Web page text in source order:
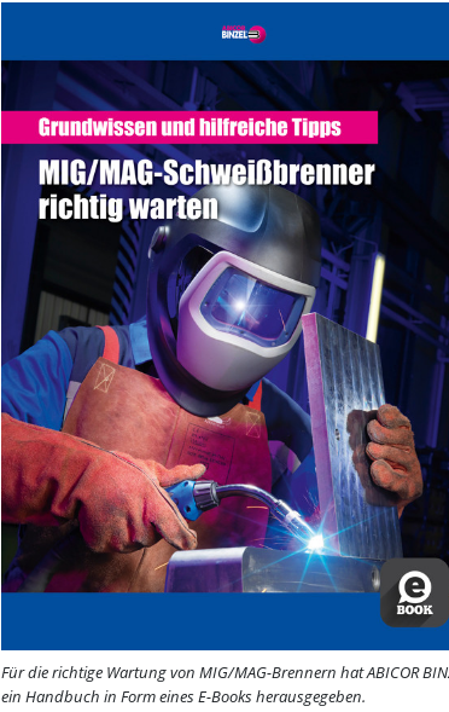
Für die richtige Wartung von MIG/MAG-Brennern hat ABICOR
ein Handbuch in Form eines E-Books herausgegeben.